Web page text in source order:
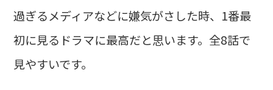
過ぎるメディアなどに嫌気がさした時、1番最
初に見るドラマに最高だと思います。全8話で
見やすいです。